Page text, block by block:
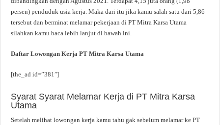
persen) penduduk usia kerja. Maka dari itu jika kamu salah satu dari 5,86
tersebut dan berminat melamar pekerjaan di PT Mitra Karsa Utama
silahkan kamu baca lebih lanjut di bawah ini.
Daftar Lowongan Kerja PT Mitra Karsa Utama
[the_ad id=”381″]
Syarat Syarat Melamar Kerja di PT Mitra Karsa
Utama
Setelah melihat lowongan kerja kamu tahu gak sebelum melamar ke PT